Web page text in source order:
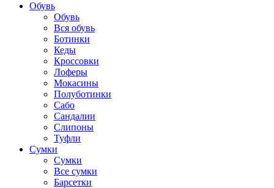
Обувь
Обувь
Вся обувь
Ботинки
Кеды
Кроссовки
Лоферы
Мокасины
Полуботинки
Сабо
Сандалии
Слипоны
Туфли
Сумки
Сумки
Все сумки
Барсетки